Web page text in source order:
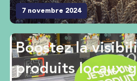
7 novembre 2024
Boostez la
produits locaux